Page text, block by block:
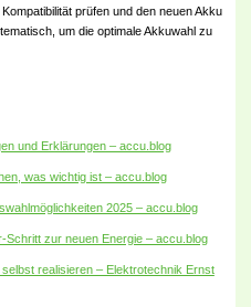
prüfen und den neuen Akku
um die optimale Akkuwahl zu
und Erklärungen – accu.blog
was wichtig ist – accu.blog
2025 – accu.blog
zur neuen Energie – accu.blog
realisieren – Elektrotechnik Ernst